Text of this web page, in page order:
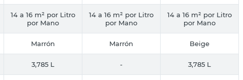
14 a 16 m² por Litro
por Mano
14 a 16 m² por Litro
por Mano
14 a 16 m² por Litro
por Mano
Marrón Marrón Beige
3,785 L - 3,785 L